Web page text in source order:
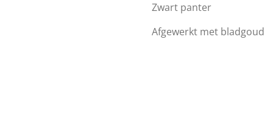
Zwart panter
Afgewerkt met bladgoud